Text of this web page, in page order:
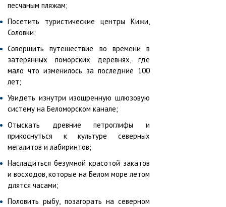
песчаным пляжам;
Посетить туристические центры Кижи,
Соловки;
Совершить путешествие во времени в
затерянных поморских деревнях, где
мало что изменилось за последние 100
лет;
Увидеть изнутри изощренную шлюзовую
систему на Беломорском канале;
Отыскать древние петроглифы и
прикоснуться к культуре северных
мегалитов и лабиринтов;
Насладиться безумной красотой закатов
и восходов, которые на Белом море летом
длятся часами;
Половить рыбу, позагорать на северном